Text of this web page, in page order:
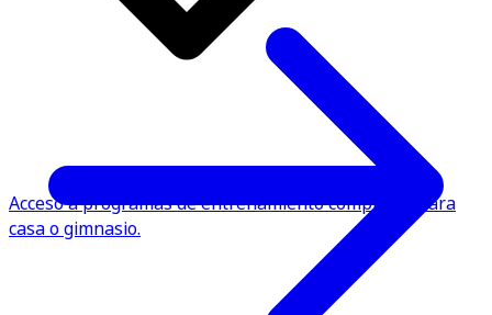
Acceso a programas de entrenamiento completos para
casa o gimnasio.